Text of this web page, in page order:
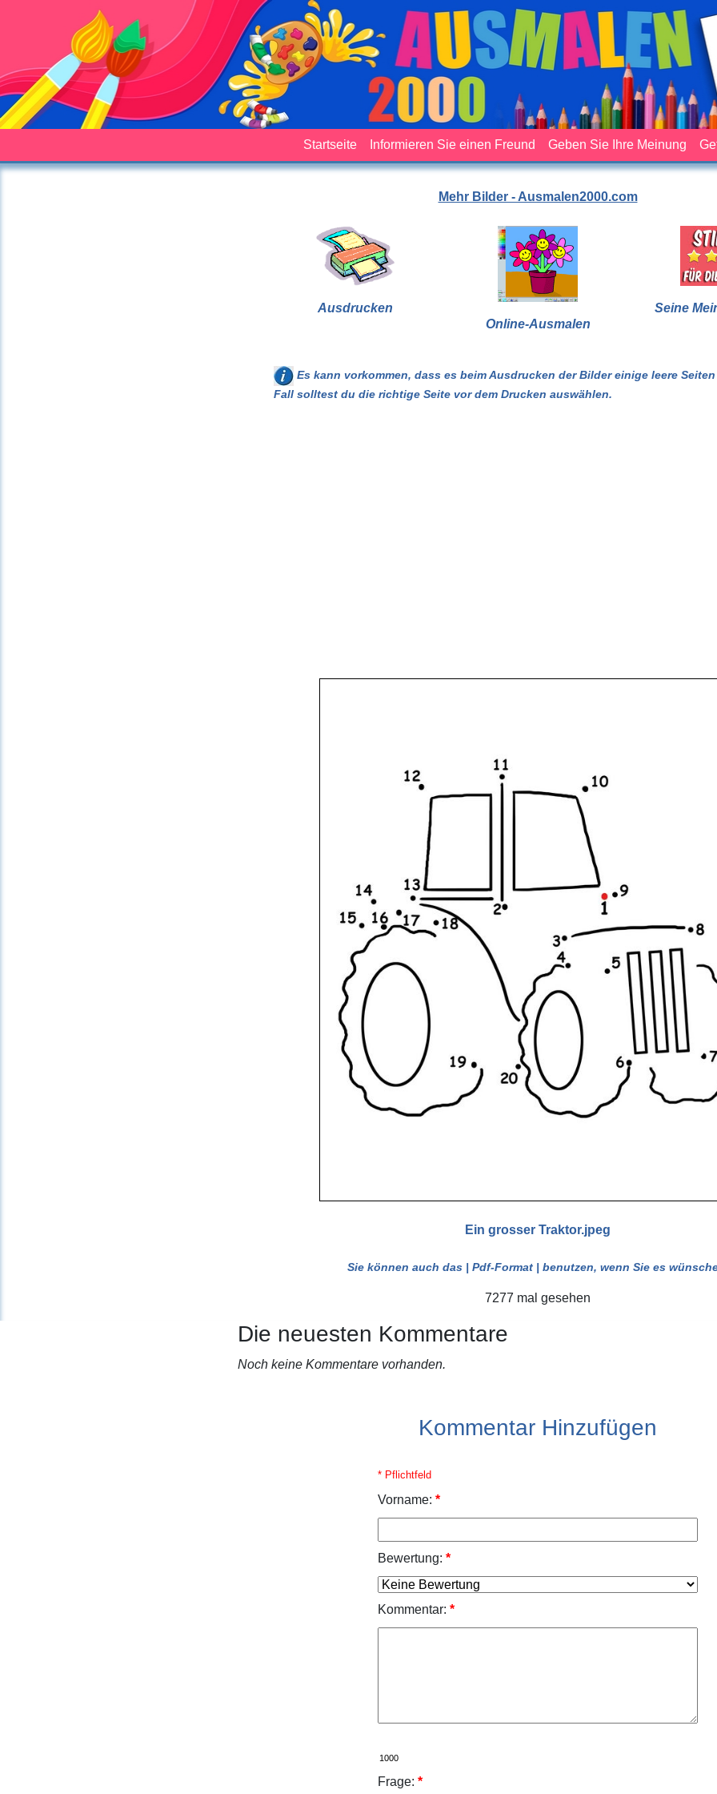
Startseite Informieren Sie einen Freund Geben Sie Ihre Meinung
Mehr Bilder - Ausmalen2000.com
Ausdrucken
Online-Ausmalen
Seine
Es kann vorkommen, dass es beim Ausdrucken der Bilder einige leere
Fall solltest du die richtige Seite vor dem Drucken auswählen.
Ein grosser Traktor.jpeg
Sie können auch das | Pdf-Format | benutzen, wenn Sie es
7277 mal gesehen
Die neuesten Kommentare
Noch keine Kommentare vorhanden.
Kommentar Hinzufügen
* Pflichtfeld
Vorname: *
Bewertung: *
Kommentar: *
Frage: *